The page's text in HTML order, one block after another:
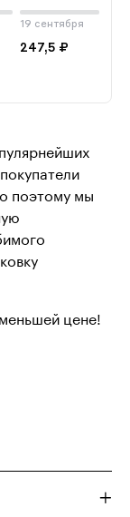
19 сентября
247,5 ₽
поэтому мы
цене!